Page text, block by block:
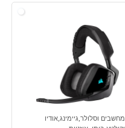
מחשבים וסלולר,גיימינג,אודיו